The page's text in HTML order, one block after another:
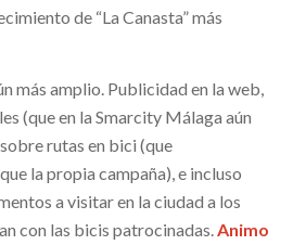
de “La Canasta” más
más amplio. Publicidad en la web,
(que en la Smarcity Málaga aún
rutas en bici (que
la propia campaña), e incluso
a visitar en la ciudad a los
con las bicis patrocinadas. Animo